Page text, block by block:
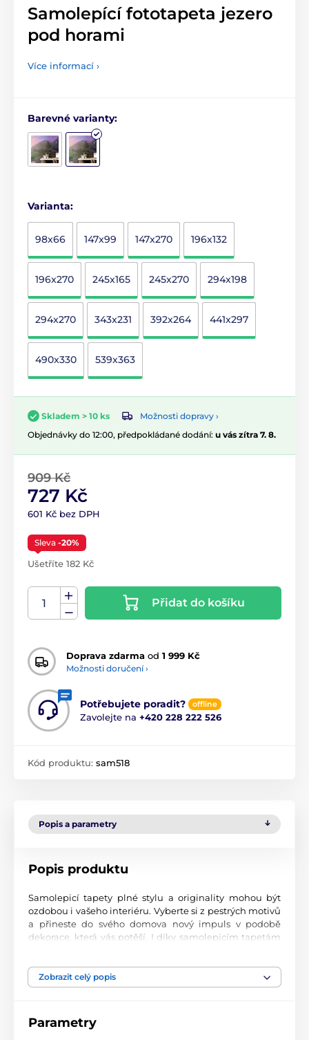
Samolepící fototapeta jezero
pod horami
Více informací ›
Barevné varianty:
Varianta:
98x66 147x99 147x270 196x132
196x270 245x165 245x270 294x198
294x270 343x231 392x264 441x297
490x330 539x363
Skladem > 10 ks
Možnosti dopravy ›
Objednávky do 12:00, předpokládané dodání: u vás zítra 7. 8.
909 Kč
727 Kč
601 Kč bez DPH
Sleva -20%
Ušetříte 182 Kč
Přidat do košíku
Doprava zdarma od 1 999 Kč
Možnosti doručení ›
Potřebujete poradit? offline
Zavolejte na +420 228 222 526
Kód produktu: sam518
Popis a parametry
Popis produktu
Samolepicí tapety plné stylu a originality mohou být
ozdobou i vašeho interiéru. Vyberte si z pestrých motivů
a přineste do svého domova nový impuls v podobě
dekorace, která vás potěší. I díky samolepicím tapetám
Perfektní tiskové zpracování
materiál s jemným povrchem a matným vzhledem. Tisk
Zobrazit celý popis
Parametry